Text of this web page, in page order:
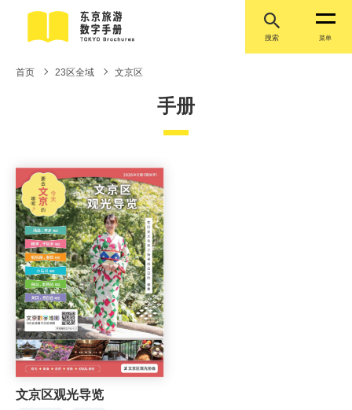
搜索 菜单
首页 23区全域 文京区
手册
文京区观光导览